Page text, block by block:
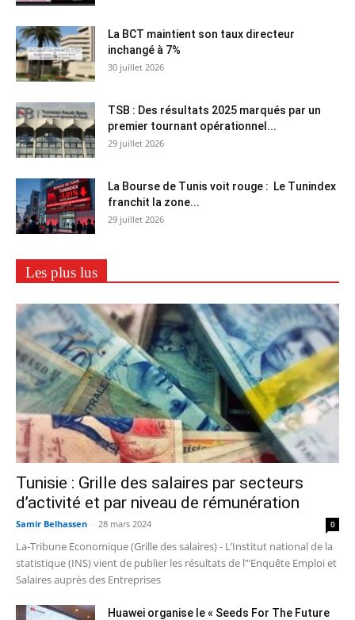
La BCT maintient son taux directeur
inchangé à 7%
30 juillet 2026
TSB : Des résultats 2025 marqués par un
premier tournant opérationnel...
29 juillet 2026
La Bourse de Tunis voit rouge : Le Tunindex
franchit la zone...
29 juillet 2026
Les plus lus
Tunisie : Grille des salaires par secteurs
d’activité et par niveau de rémunération
Samir Belhassen - 28 mars 2024 0
La-Tribune Economique (Grille des salaires) - L’Institut national de la
statistique (INS) vient de publier les résultats de l’"Enquête Emploi et
Salaires auprès des Entreprises
Huawei organise le « Seeds For The Future